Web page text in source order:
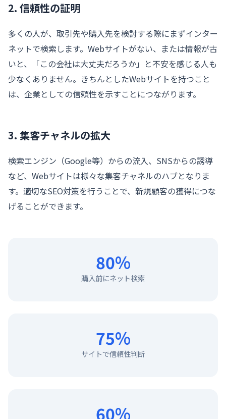
2. 信頼性の証明
多くの人が、取引先や購入先を検討する際にまずインター
ネットで検索します。Webサイトがない、または情報が古
いと、「この会社は大丈夫だろうか」と不安を感じる人も
少なくありません。きちんとしたWebサイトを持つこと
は、企業としての信頼性を示すことにつながります。
3. 集客チャネルの拡大
検索エンジン（Google等）からの流入、SNSからの誘導
など、Webサイトは様々な集客チャネルのハブとなりま
す。適切なSEO対策を行うことで、新規顧客の獲得につな
げることができます。
80%
購入前にネット検索
75%
サイトで信頼性判断
60%